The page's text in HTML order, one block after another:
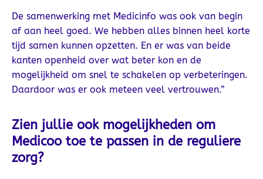
De samenwerking met Medicinfo was ook van begin
af aan heel goed. We hebben alles binnen heel korte
tijd samen kunnen opzetten. En er was van beide
kanten openheid over wat beter kon en de
mogelijkheid om snel te schakelen op verbeteringen.
Daardoor was er ook meteen veel vertrouwen.”
Zien jullie ook mogelijkheden om
Medicoo toe te passen in de reguliere
zorg?